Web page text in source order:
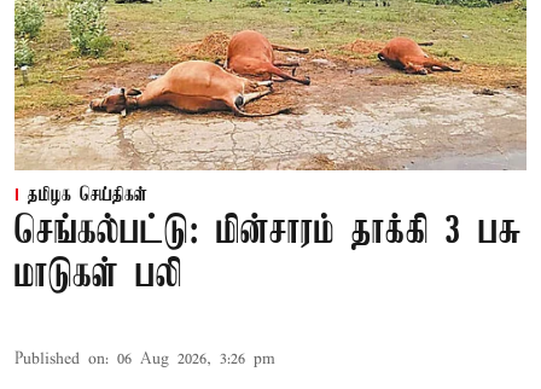
தமிழக செய்திகள்
செங்கல்பட்டு: மின்சாரம் தாக்கி 3 பசு
மாடுகள் பலி
Published on: 06 Aug 2026, 3:26 pm